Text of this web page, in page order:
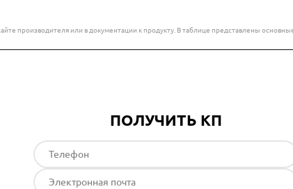
производителя или в документации к продукту. В таблице представлены
ПОЛУЧИТЬ КП